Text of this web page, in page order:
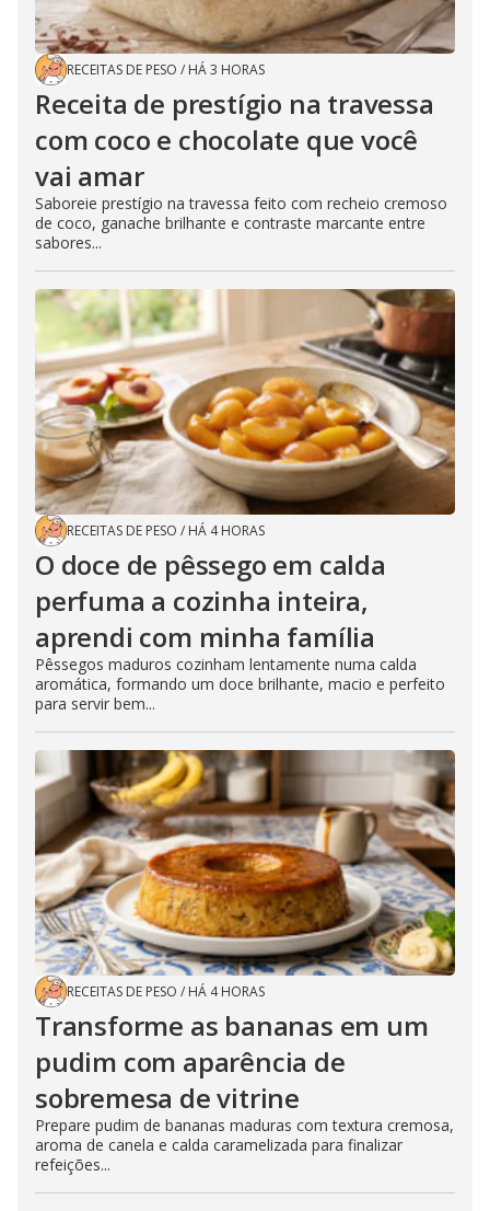
RECEITAS DE PESO / HÁ 3 HORAS
Receita de prestígio na travessa
com coco e chocolate que você
vai amar
Saboreie prestígio na travessa feito com recheio cremoso
de coco, ganache brilhante e contraste marcante entre
sabores...
RECEITAS DE PESO / HÁ 4 HORAS
O doce de pêssego em calda
perfuma a cozinha inteira,
aprendi com minha família
Pêssegos maduros cozinham lentamente numa calda
aromática, formando um doce brilhante, macio e perfeito
para servir bem...
RECEITAS DE PESO / HÁ 4 HORAS
Transforme as bananas em um
pudim com aparência de
sobremesa de vitrine
Prepare pudim de bananas maduras com textura cremosa,
aroma de canela e calda caramelizada para finalizar
refeições...